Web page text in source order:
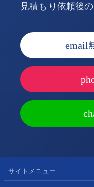
見積もり依頼後
email
サイトメニュー